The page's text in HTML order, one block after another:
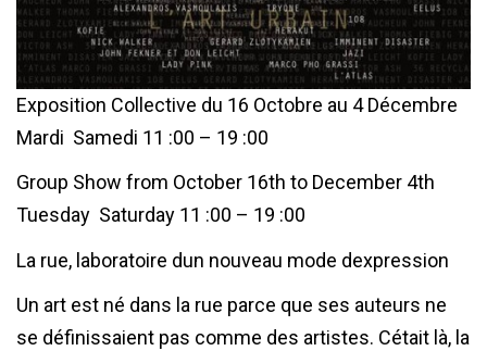
Exposition Collective du 16 Octobre au 4 Décembre
Mardi  Samedi 11 :00 – 19 :00
Group Show from October 16th to December 4th
Tuesday  Saturday 11 :00 – 19 :00
La rue, laboratoire dun nouveau mode dexpression
Un art est né dans la rue parce que ses auteurs ne
se définissaient pas comme des artistes. Cétait là, la